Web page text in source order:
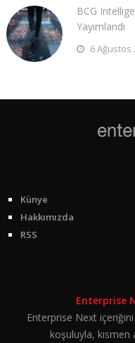
BCG
Yayımlandı
6 Ağustos
Künye
Hakkımızda
RSS
Enterprise
Enterprise Next
koşuluyla, kısmen